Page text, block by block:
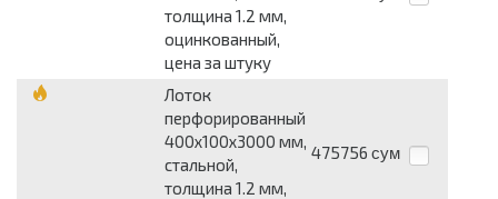
толщина 1.2 мм,
оцинкованный,
цена за штуку
Лоток
перфорированный
400х100х3000 мм,
стальной,
толщина 1.2 мм,
475756 сум